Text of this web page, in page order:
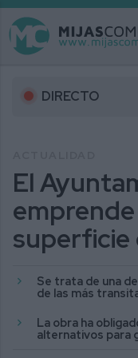
DIRECTO
El
superficie
Se trata de una
de las más
La obra ha
alternativos para